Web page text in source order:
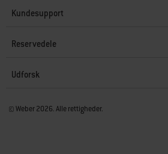
Kundesupport
Reservedele
Udforsk
© Weber 2026. Alle rettigheder.